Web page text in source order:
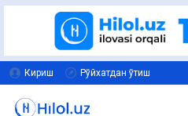
Кириш Рўйхатдан ўтиш